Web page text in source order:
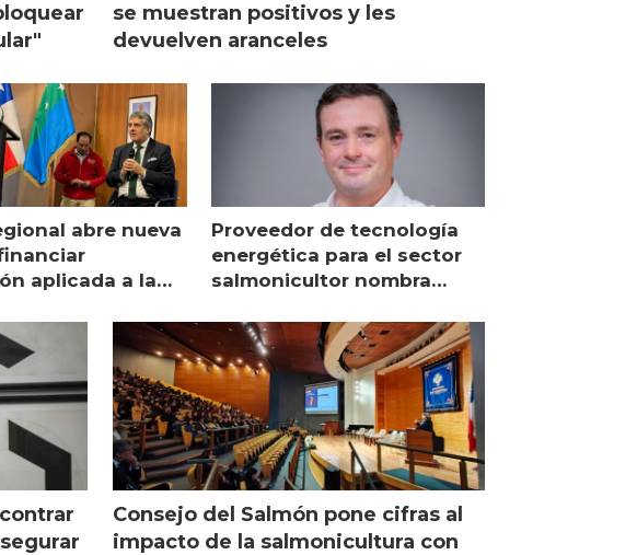
se muestran positivos y les
devuelven aranceles
abre nueva
aplicada a la
Proveedor de tecnología
energética para el sector
salmonicultor nombra
Consejo del Salmón pone cifras al
impacto de la salmonicultura con